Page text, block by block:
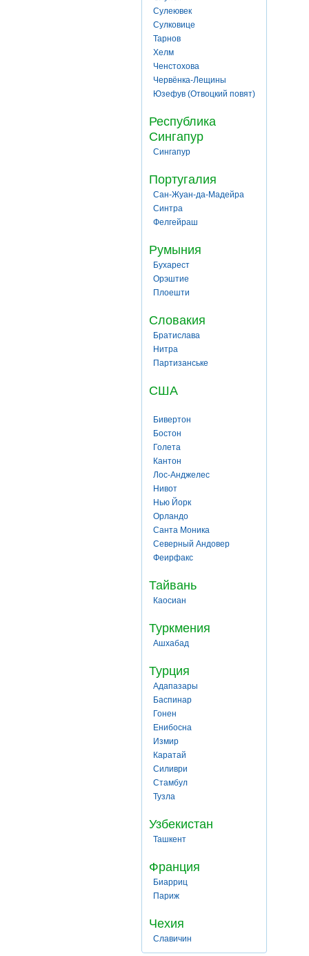
Сулеювек
Сулковице
Тарнов
Хелм
Ченстохова
Червёнка-Лещины
Юзефув (Отвоцкий повят)
Республика
Сингапур
Сингапур
Португалия
Сан-Жуан-да-Мадейра
Синтра
Фелгейраш
Румыния
Бухарест
Орэштие
Плоешти
Словакия
Братислава
Нитра
Партизанське
США
Бивертон
Бостон
Голета
Кантон
Лос-Анджелес
Нивот
Нью Йорк
Орландо
Санта Моника
Северный Андовер
Феирфакс
Тайвань
Каосиан
Туркмения
Ашхабад
Турция
Адапазары
Баспинар
Гонен
Енибосна
Измир
Каратай
Силиври
Стамбул
Тузла
Узбекистан
Ташкент
Франция
Биарриц
Париж
Чехия
Славичин